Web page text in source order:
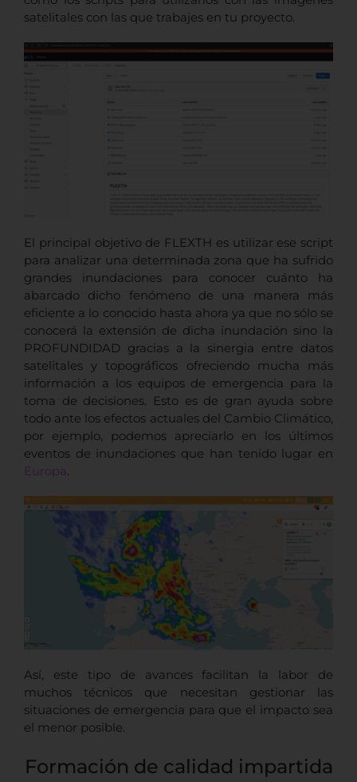
satelitales con las que trabajes en tu proyecto.
El principal objetivo de FLEXTH es utilizar ese script
para analizar una determinada zona que ha sufrido
grandes inundaciones para conocer cuánto ha
abarcado dicho fenómeno de una manera más
eficiente a lo conocido hasta ahora ya que no sólo se
conocerá la extensión de dicha inundación sino la
PROFUNDIDAD gracias a la sinergia entre datos
satelitales y topográficos ofreciendo mucha más
información a los equipos de emergencia para la
toma de decisiones. Esto es de gran ayuda sobre
todo ante los efectos actuales del Cambio Climático,
por ejemplo, podemos apreciarlo en los últimos
eventos de inundaciones que han tenido lugar en
Europa.
Así, este tipo de avances facilitan la labor de
muchos técnicos que necesitan gestionar las
situaciones de emergencia para que el impacto sea
el menor posible.
Formación de calidad impartida